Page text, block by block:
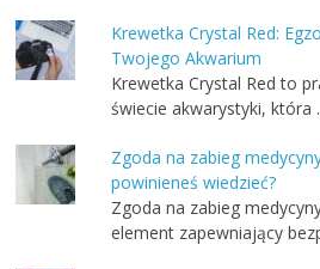
Krewetka Crystal Red:
Twojego Akwarium
Krewetka Crystal Red to
świecie akwarystyki, która
Zgoda na zabieg
powinieneś wiedzieć?
Zgoda na zabieg
element zapewniający